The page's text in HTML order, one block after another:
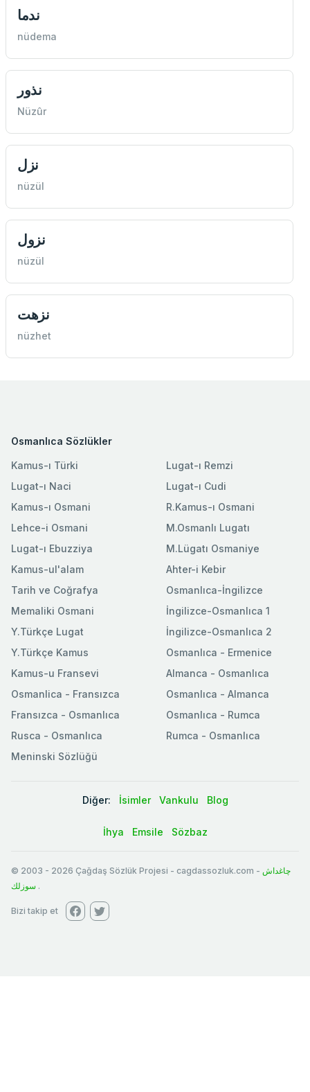
ندما
nüdema
نذور
Nüzûr
نزل
nüzül
نزول
nüzül
نزهت
nüzhet
Osmanlıca Sözlükler
Kamus-ı Türki
Lugat-ı Naci
Kamus-ı Osmani
Lehce-i Osmani
Lugat-ı Ebuzziya
Lugat-ı Remzi
Lugat-ı Cudi
R.Kamus-ı Osmani
M.Osmanlı Lugatı
M.Lügatı Osmaniye
Kamus-ul'alam
Tarih ve Coğrafya
Memaliki Osmani
Y.Türkçe Lugat
Y.Türkçe Kamus
Ahter-i Kebir
Osmanlıca-İngilizce
İngilizce-Osmanlıca 1
İngilizce-Osmanlıca 2
Osmanlıca - Ermenice
Kamus-u Fransevi
Osmanlica - Fransızca
Fransızca - Osmanlıca
Rusca - Osmanlıca
Meninski Sözlüğü
Almanca - Osmanlıca
Osmanlıca - Almanca
Osmanlıca - Rumca
Rumca - Osmanlıca
Diğer: İsimler Vankulu Blog
İhya Emsile Sözbaz
© 2003 - 2026 Çağdaş Sözlük Projesi - cagdassozluk.com - چاغداش
سوزلك .
Bizi takip et